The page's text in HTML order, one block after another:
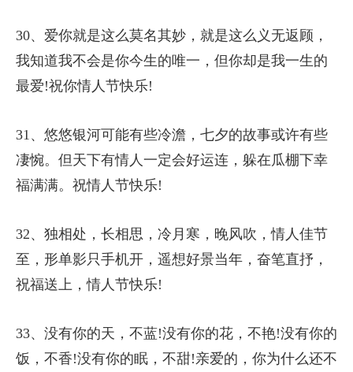
30、爱你就是这么莫名其妙，就是这么义无返顾，
我知道我不会是你今生的唯一，但你却是我一生的
最爱!祝你情人节快乐!
31、悠悠银河可能有些冷澹，七夕的故事或许有些
凄惋。但天下有情人一定会好运连，躲在瓜棚下幸
福满满。祝情人节快乐!
32、独相处，长相思，冷月寒，晚风吹，情人佳节
至，形单影只手机开，遥想好景当年，奋笔直抒，
祝福送上，情人节快乐!
33、没有你的天，不蓝!没有你的花，不艳!没有你的
饭，不香!没有你的眠，不甜!亲爱的，你为什么还不